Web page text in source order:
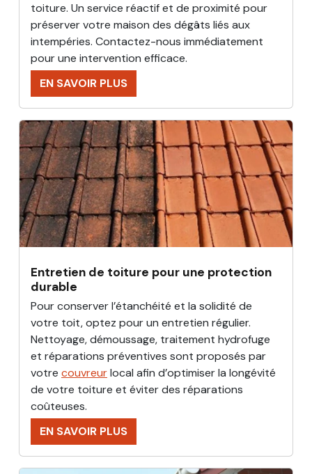
toiture. Un service réactif et de proximité pour
préserver votre maison des dégâts liés aux
intempéries. Contactez-nous immédiatement
pour une intervention efficace.
EN SAVOIR PLUS
Entretien de toiture pour une protection
durable
Pour conserver l’étanchéité et la solidité de
votre toit, optez pour un entretien régulier.
Nettoyage, démoussage, traitement hydrofuge
et réparations préventives sont proposés par
votre couvreurlocal afin d’optimiser la longévité
de votre toiture et éviter des réparations
coûteuses.
EN SAVOIR PLUS